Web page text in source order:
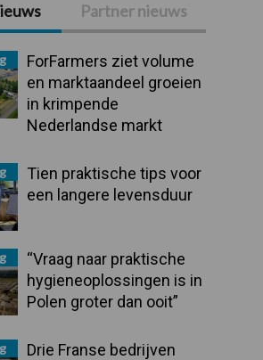
Partner nieuws
ForFarmers ziet volume
en marktaandeel groeien
in krimpende
Nederlandse markt
Tien praktische tips voor
een langere levensduur
“Vraag naar praktische
hygieneoplossingen is in
Polen groter dan ooit”
Drie Franse bedrijven